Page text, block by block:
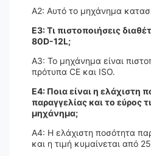
A2: Αυτό το μηχάνημα
Ε3: Τι πιστοποιήσεις
80D-12L;
A3: Το μηχάνημα είναι
πρότυπα CE και ISO.
Ε4: Ποια είναι η ελάχιστη
παραγγελίας και το εύρος
μηχάνημα;
A4: Η ελάχιστη ποσότητα
και η τιμή κυμαίνεται από